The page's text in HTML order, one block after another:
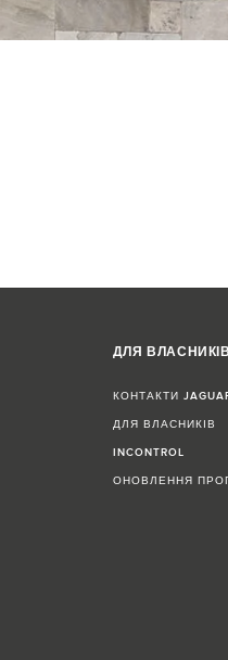
ДЛЯ ВЛАСНИКІВ
КОНТАКТИ
ДЛЯ ВЛАСНИКІВ
INCONTROL
ОНОВЛЕННЯ